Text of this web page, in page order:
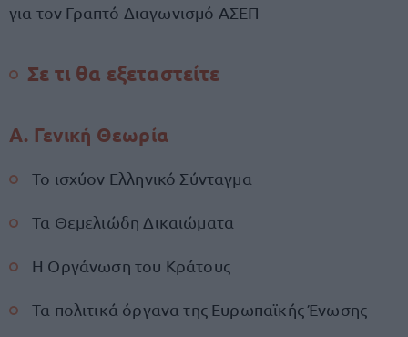
για τον Γραπτό Διαγωνισμό ΑΣΕΠ
Σε τι θα εξεταστείτε
Α. Γενική Θεωρία
Το ισχύον Ελληνικό Σύνταγμα
Τα Θεμελιώδη Δικαιώματα
Η Οργάνωση του Κράτους
Τα πολιτικά όργανα της Ευρωπαϊκής Ένωσης